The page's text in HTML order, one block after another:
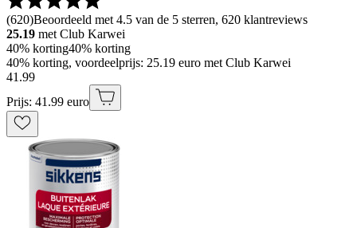
(620)Beoordeeld met 4.5 van de 5 sterren, 620 klantreviews
25.19 met Club Karwei
40% korting40% korting
40% korting, voordeelprijs: 25.19 euro met Club Karwei
41 .99
Prijs: 41.99 euro